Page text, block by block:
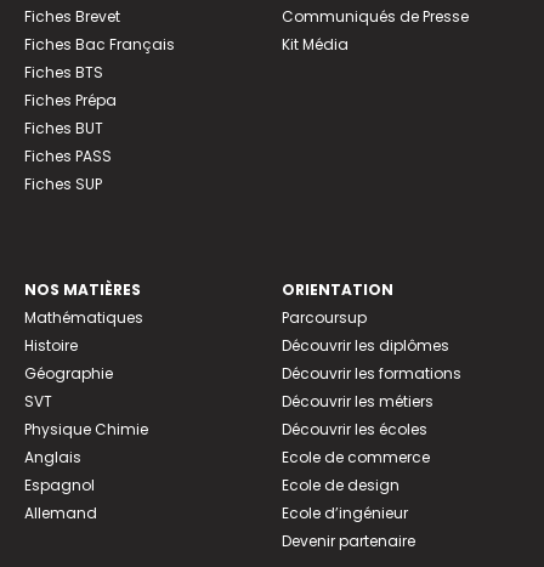
Fiches Brevet
Fiches Bac Français
Fiches BTS
Fiches Prépa
Fiches BUT
Fiches PASS
Fiches SUP
Communiqués de Presse
Kit Média
NOS MATIÈRES
Mathématiques
Histoire
Géographie
SVT
Physique Chimie
Anglais
Espagnol
Allemand
ORIENTATION
Parcoursup
Découvrir les diplômes
Découvrir les formations
Découvrir les métiers
Découvrir les écoles
Ecole de commerce
Ecole de design
Ecole d’ingénieur
Devenir partenaire